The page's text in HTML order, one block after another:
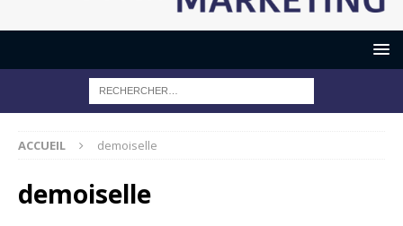
ACCUEIL demoiselle
demoiselle